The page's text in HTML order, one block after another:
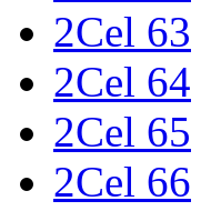
2Cel 63
2Cel 64
2Cel 65
2Cel 66